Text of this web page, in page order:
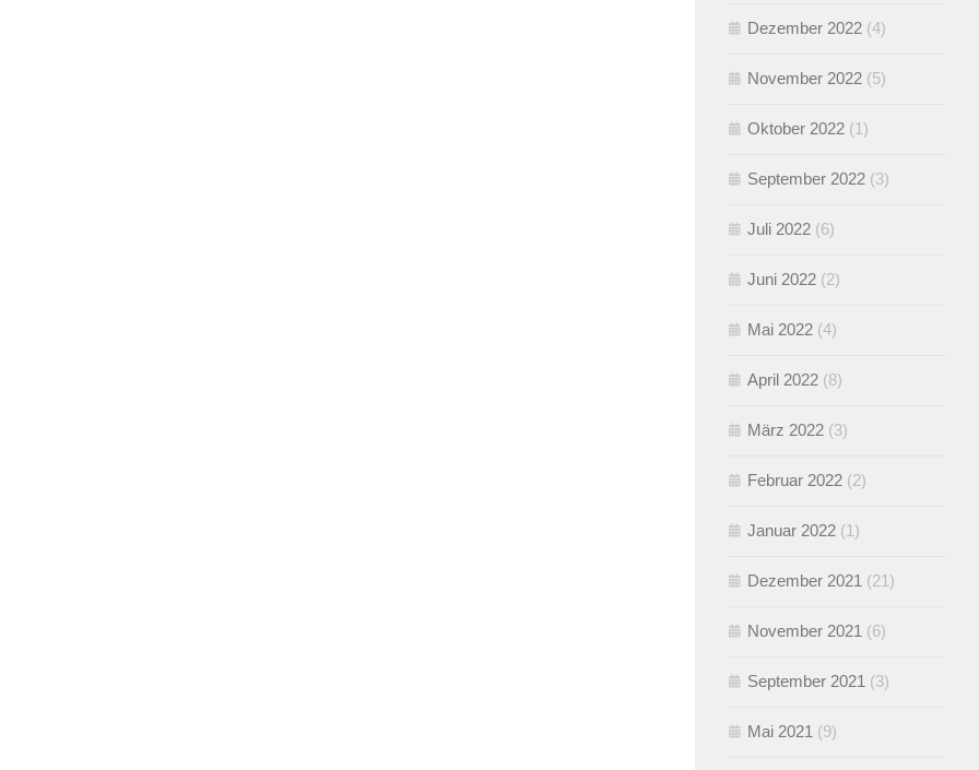
Dezember 2022 (4)
November 2022 (5)
Oktober 2022 (1)
September 2022 (3)
Juli 2022 (6)
Juni 2022 (2)
Mai 2022 (4)
April 2022 (8)
März 2022 (3)
Februar 2022 (2)
Januar 2022 (1)
Dezember 2021 (21)
November 2021 (6)
September 2021 (3)
Mai 2021 (9)